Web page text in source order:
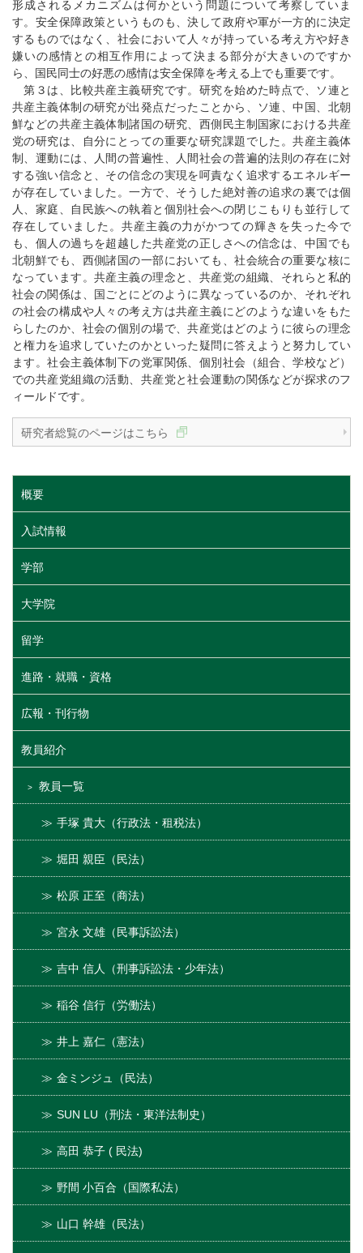
形成されるメカニズムは何かという問題について考察していま
す。安全保障政策というものも、決して政府や軍が一方的に決定
するものではなく、社会において人々が持っている考え方や好き
嫌いの感情との相互作用によって決まる部分が大きいのですか
ら、国民同士の好悪の感情は安全保障を考える上でも重要です。
第３は、比較共産主義研究です。研究を始めた時点で、ソ連と
共産主義体制の研究が出発点だったことから、ソ連、中国、北朝
鮮などの共産主義体制諸国の研究、西側民主制国家における共産
党の研究は、自分にとっての重要な研究課題でした。共産主義体
制、運動には、人間の普遍性、人間社会の普遍的法則の存在に対
する強い信念と、その信念の実現を呵責なく追求するエネルギー
が存在していました。一方で、そうした絶対善の追求の裏では個
人、家庭、自民族への執着と個別社会への閉じこもりも並行して
存在していました。共産主義の力がかつての輝きを失った今で
も、個人の過ちを超越した共産党の正しさへの信念は、中国でも
北朝鮮でも、西側諸国の一部においても、社会統合の重要な核に
なっています。共産主義の理念と、共産党の組織、それらと私的
社会の関係は、国ごとにどのように異なっているのか、それぞれ
の社会の構成や人々の考え方は共産主義にどのような違いをもた
らしたのか、社会の個別の場で、共産党はどのように彼らの理念
と権力を追求していたのかといった疑問に答えようと努力してい
ます。社会主義体制下の党軍関係、個別社会（組合、学校など）
での共産党組織の活動、共産党と社会運動の関係などが探求のフ
ィールドです。
研究者総覧のページはこちら
概要
入試情報
学部
大学院
留学
進路・就職・資格
広報・刊行物
教員紹介
教員一覧
手塚 貴大（行政法・租税法）
堀田 親臣（民法）
松原 正至（商法）
宮永 文雄（民事訴訟法）
吉中 信人（刑事訴訟法・少年法）
稲谷 信行（労働法）
井上 嘉仁（憲法）
金ミンジュ（民法）
SUN LU（刑法・東洋法制史）
高田 恭子 ( 民法)
野間 小百合（国際私法）
山口 幹雄（民法）